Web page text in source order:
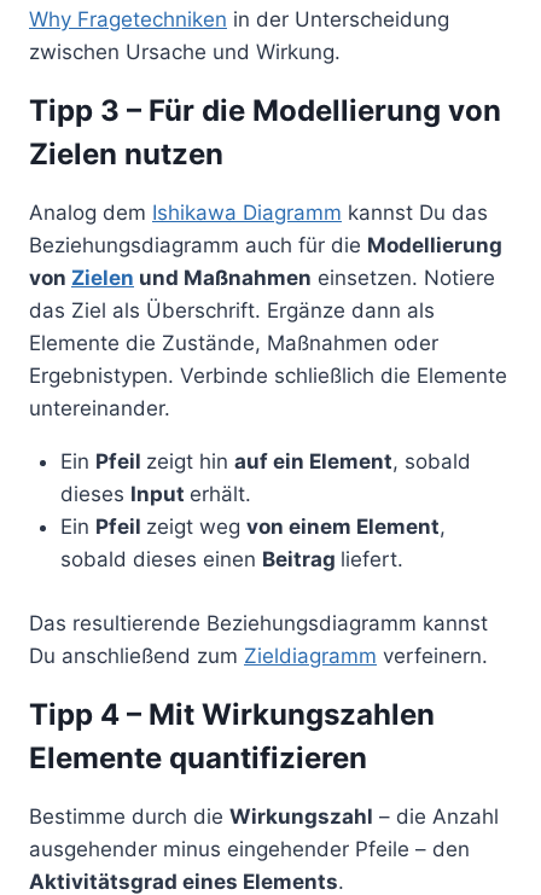
Why Fragetechniken in der Unterscheidung
zwischen Ursache und Wirkung.
Tipp 3 – Für die Modellierung von
Zielen nutzen
Analog dem Ishikawa Diagramm kannst Du das
Beziehungsdiagramm auch für die Modellierung
von Zielen und Maßnahmen einsetzen. Notiere
das Ziel als Überschrift. Ergänze dann als
Elemente die Zustände, Maßnahmen oder
Ergebnistypen. Verbinde schließlich die Elemente
untereinander.
Ein Pfeil zeigt hin auf ein Element, sobald
dieses Input erhält.
Ein Pfeil zeigt weg von einem Element,
sobald dieses einen Beitrag liefert.
Das resultierende Beziehungsdiagramm kannst
Du anschließend zum Zieldiagramm verfeinern.
Tipp 4 – Mit Wirkungszahlen
Elemente quantifizieren
Bestimme durch die Wirkungszahl – die Anzahl
ausgehender minus eingehender Pfeile – den
Aktivitätsgrad eines Elements.